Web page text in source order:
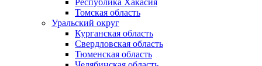
Республика Хакасия
Томская область
Уральский округ
Курганская область
Свердловская область
Тюменская область